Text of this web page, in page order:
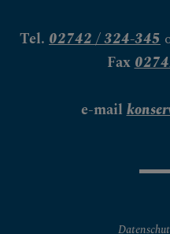
Tel. 02742 / 324-345
Fax
e-mail